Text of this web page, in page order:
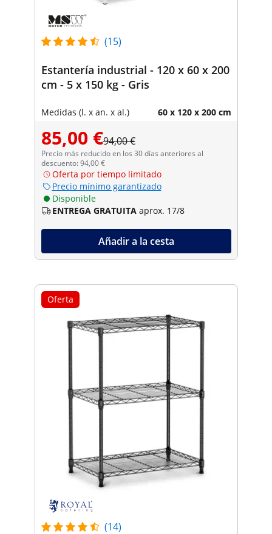
(15)
Estantería industrial - 120 x 60 x 200
cm - 5 x 150 kg - Gris
Medidas (l. x an. x al.) 60 x 120 x 200 cm
85,00 €94,00 €
Precio más reducido en los 30 días anteriores al
descuento: 94,00 €
Oferta por tiempo limitado
Precio mínimo garantizado
Disponible
ENTREGA GRATUITA aprox. 17/8
Añadir a la cesta
Oferta
(14)